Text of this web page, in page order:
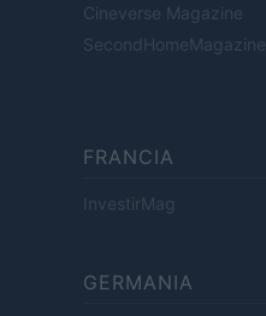
Cineverse Magazine
SecondHomeMagazine
FRANCIA
InvestirMag
GERMANIA